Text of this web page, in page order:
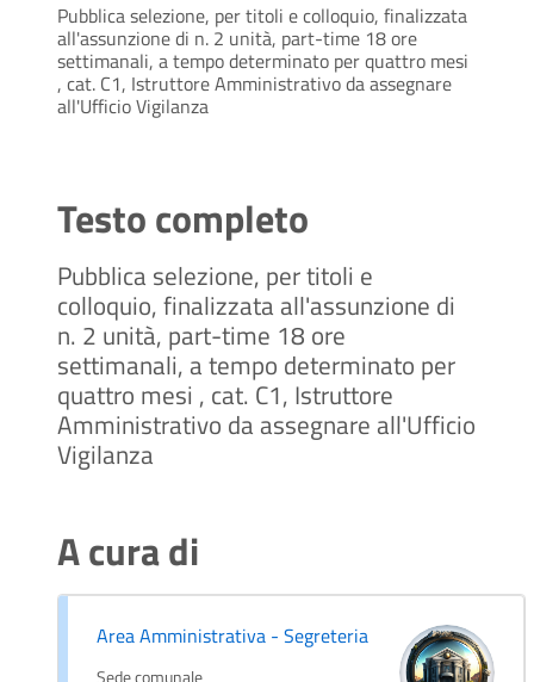
Pubblica selezione, per titoli e colloquio, finalizzata
all'assunzione di n. 2 unità, part-time 18 ore
settimanali, a tempo determinato per quattro mesi
, cat. C1, Istruttore Amministrativo da assegnare
all'Ufficio Vigilanza
Testo completo
Pubblica selezione, per titoli e
colloquio, finalizzata all'assunzione di
n. 2 unità, part-time 18 ore
settimanali, a tempo determinato per
quattro mesi , cat. C1, Istruttore
Amministrativo da assegnare all'Ufficio
Vigilanza
A cura di
Area Amministrativa - Segreteria